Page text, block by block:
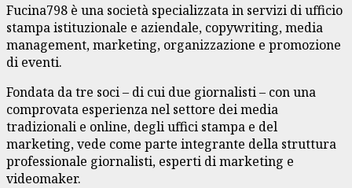
Fucina798 è una società specializzata in servizi di ufficio
stampa istituzionale e aziendale, copywriting, media
management, marketing, organizzazione e promozione
di eventi.
Fondata da tre soci – di cui due giornalisti – con una
comprovata esperienza nel settore dei media
tradizionali e online, degli uffici stampa e del
marketing, vede come parte integrante della struttura
professionale giornalisti, esperti di marketing e
videomaker.